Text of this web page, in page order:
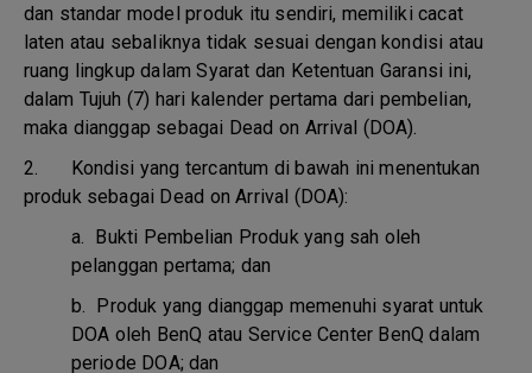
dan standar model produk itu sendiri, memiliki cacat
laten atau sebaliknya tidak sesuai dengan kondisi atau
ruang lingkup dalam Syarat dan Ketentuan Garansi ini,
dalam Tujuh (7) hari kalender pertama dari pembelian,
maka dianggap sebagai Dead on Arrival (DOA).
2. Kondisi yang tercantum di bawah ini menentukan
produk sebagai Dead on Arrival (DOA):
a. Bukti Pembelian Produk yang sah oleh
pelanggan pertama; dan
b. Produk yang dianggap memenuhi syarat untuk
DOA oleh BenQ atau Service Center BenQ dalam
periode DOA; dan